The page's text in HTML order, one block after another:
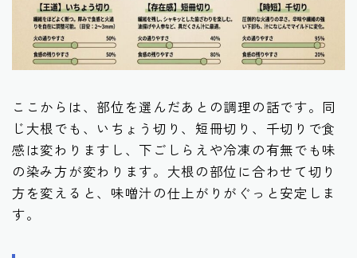
ここからは、部位を選んだあとの調理の話です。同
じ大根でも、いちょう切り、短冊切り、千切りで食
感は変わりますし、下ごしらえや冷凍の有無でも味
の染み方が変わります。大根の部位に合わせて切り
方を変えると、味噌汁の仕上がりがぐっと安定しま
す。